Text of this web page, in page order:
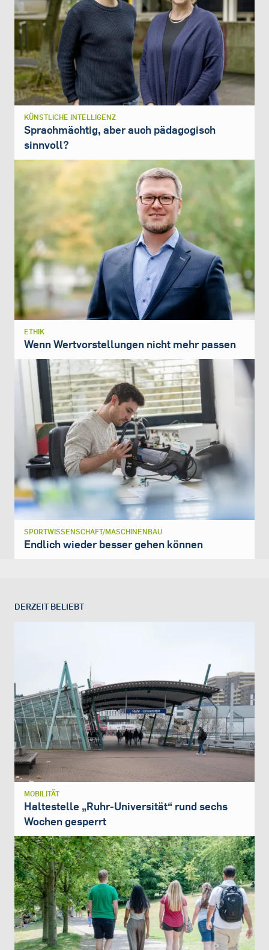
KÜNSTLICHE INTELLIGENZ
Sprachmächtig, aber auch pädagogisch
sinnvoll?
ETHIK
Wenn Wertvorstellungen nicht mehr passen
SPORTWISSENSCHAFT/MASCHINENBAU
Endlich wieder besser gehen können
DERZEIT BELIEBT
MOBILITÄT
Haltestelle „Ruhr-Universität“ rund sechs
Wochen gesperrt